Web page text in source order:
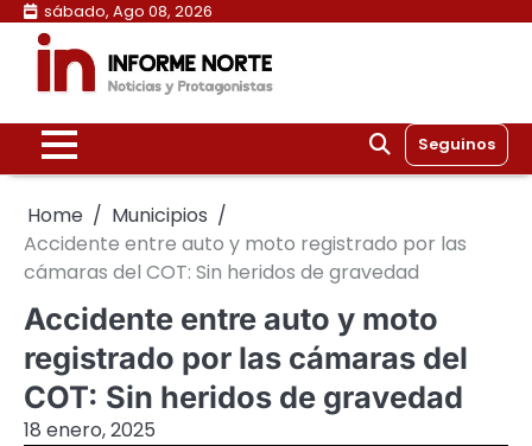
Skip
content
sábado, Ago 08, 2026
Seguinos
Home
Municipios
Accidente entre auto y moto registrado por las
cámaras del COT: Sin heridos de gravedad
Accidente entre auto y moto
registrado por las cámaras del
COT: Sin heridos de gravedad
18 enero, 2025